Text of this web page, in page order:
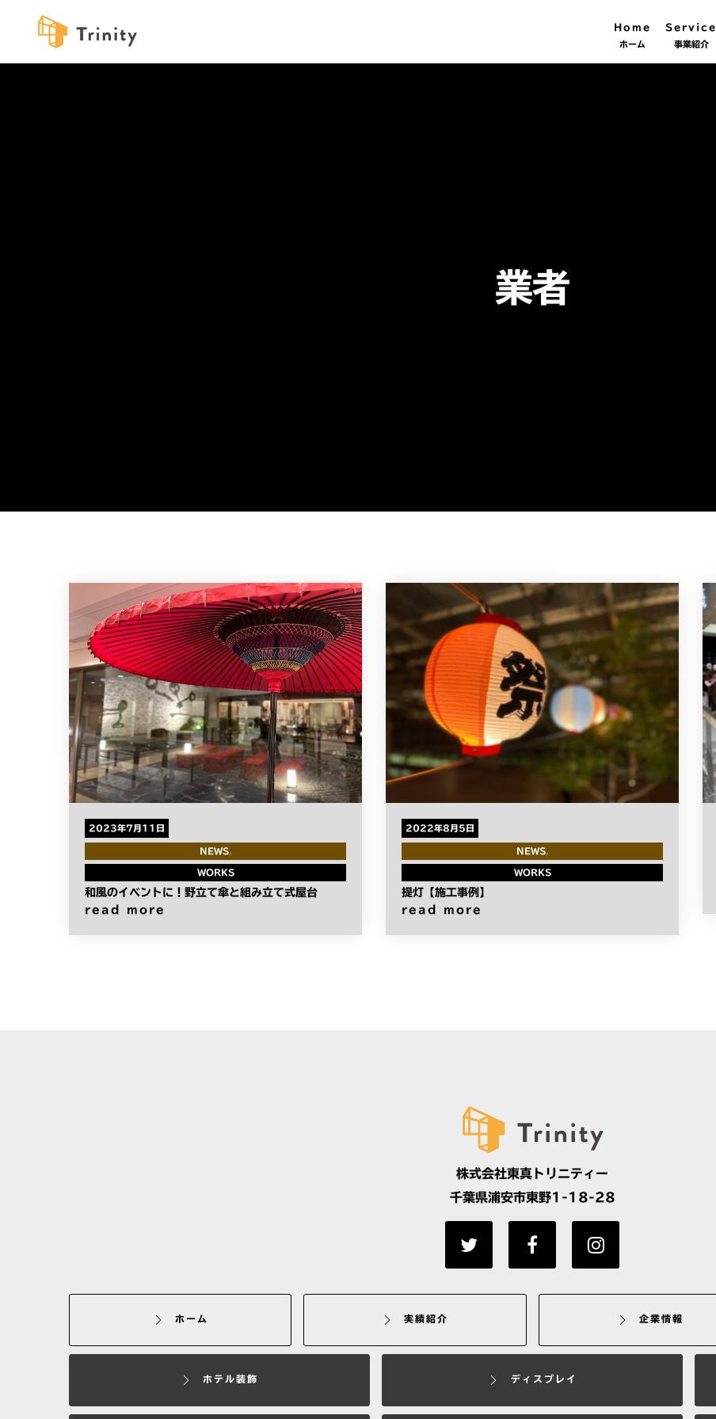
Home
ホーム
Service
事業紹介
業者
2023年7月11日
NEWS
WORKS
和風のイベントに！野立て傘と組み立て式屋台
read more
2022年8月5日
NEWS
WORKS
提灯【施工事例】
read more
株式会社東真トリニティー
千葉県浦安市東野1-18-28
ホーム 実績紹介 企業情報
ホテル装飾 ディスプレイ